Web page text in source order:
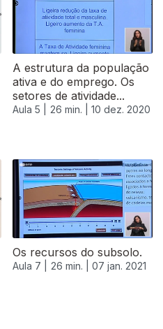
A estrutura da população
ativa e do emprego. Os
setores de atividade...
Aula 5 | 26 min. | 10 dez. 2020
Os recursos do subsolo.
Aula 7 | 26 min. | 07 jan. 2021